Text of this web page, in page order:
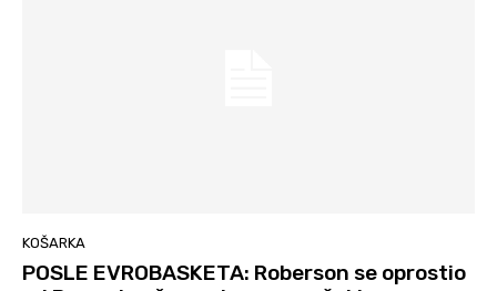
KOŠARKA
POSLE EVROBASKETA: Roberson se oprostio